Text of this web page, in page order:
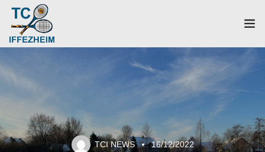
Verein
Galerie TCI NEWS 16/12/2022